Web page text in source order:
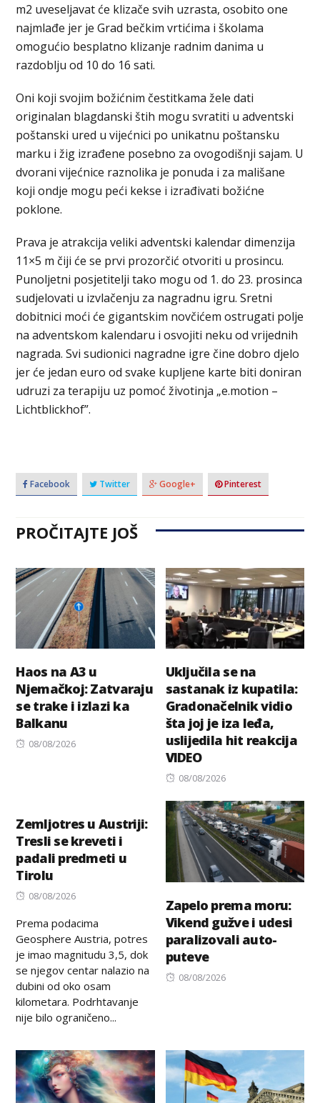
m2 uveseljavat će klizače svih uzrasta, osobito one
najmlađe jer je Grad bečkim vrtićima i školama
omogućio besplatno klizanje radnim danima u
razdoblju od 10 do 16 sati.
Oni koji svojim božićnim čestitkama žele dati
originalan blagdanski štih mogu svratiti u adventski
poštanski ured u vijećnici po unikatnu poštansku
marku i žig izrađene posebno za ovogodišnji sajam. U
dvorani vijećnice raznolika je ponuda i za mališane
koji ondje mogu peći kekse i izrađivati božićne
poklone.
Prava je atrakcija veliki adventski kalendar dimenzija
11×5 m čiji će se prvi prozorčić otvoriti u prosincu.
Punoljetni posjetitelji tako mogu od 1. do 23. prosinca
sudjelovati u izvlačenju za nagradnu igru. Sretni
dobitnici moći će gigantskim novčićem ostrugati polje
na adventskom kalendaru i osvojiti neku od vrijednih
nagrada. Svi sudionici nagradne igre čine dobro djelo
jer će jedan euro od svake kupljene karte biti doniran
udruzi za terapiju uz pomoć životinja „e.motion –
Lichtblickhof”.
Facebook Twitter Google+ Pinterest
PROČITAJTE JOŠ
Haos na A3 u
Njemačkoj: Zatvaraju
se trake i izlazi ka
Balkanu
Posted
08/08/2026
Uključila se na
sastanak iz kupatila:
Gradonačelnik vidio
šta joj je iza leđa,
uslijedila hit reakcija
VIDEO
Posted
08/08/2026
Zemljotres u Austriji:
Tresli se kreveti i
padali predmeti u
Tirolu
Posted
08/08/2026
Prema podacima
Geosphere Austria, potres
je imao magnitudu 3,5, dok
se njegov centar nalazio na
dubini od oko osam
kilometara. Podrhtavanje
nije bilo ograničeno...
Zapelo prema moru:
Vikend gužve i udesi
paralizovali auto-
puteve
Posted
08/08/2026